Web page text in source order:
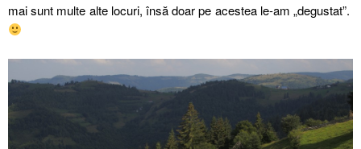
mai sunt multe alte locuri, însă doar pe acestea le-am „degustat”.